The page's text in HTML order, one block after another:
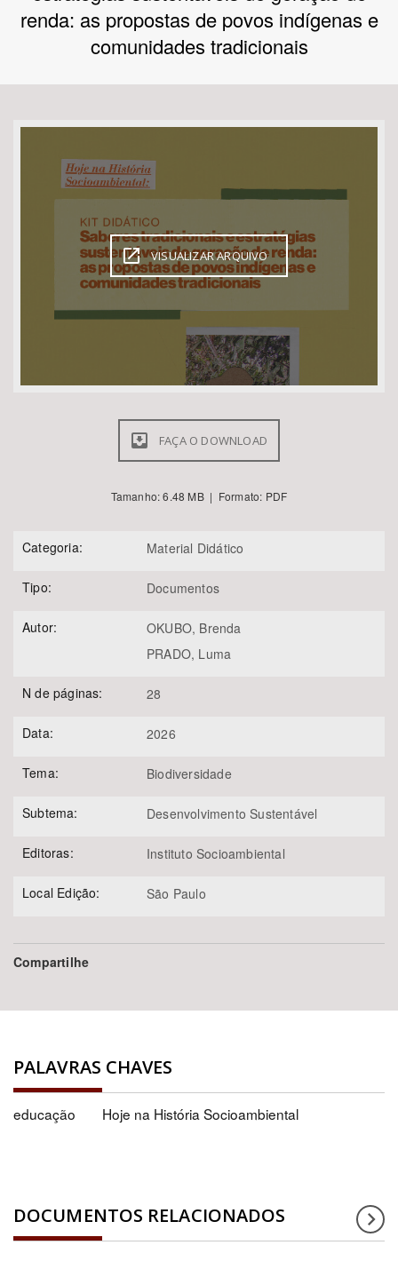
Tema
Área de Levantamento
Área Protegida
renda: as propostas de povos indígenas e
comunidades tradicionais
VISUALIZAR ARQUIVO
FAÇA O DOWNLOAD
Tamanho: 6.48 MB | Formato: PDF
Categoria: Material Didático
Tipo: Documentos
Autor:
OKUBO, Brenda
PRADO, Luma
N de páginas: 28
Data: 2026
Tema: Biodiversidade
Subtema: Desenvolvimento Sustentável
Editoras: Instituto Socioambiental
Local Edição: São Paulo
Compartilhe
PALAVRAS CHAVES
educação Hoje na História Socioambiental
DOCUMENTOS RELACIONADOS